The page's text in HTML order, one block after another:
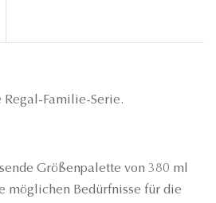
Regal-Familie-Serie.
Größenpalette von 380 ml
möglichen Bedürfnisse für die